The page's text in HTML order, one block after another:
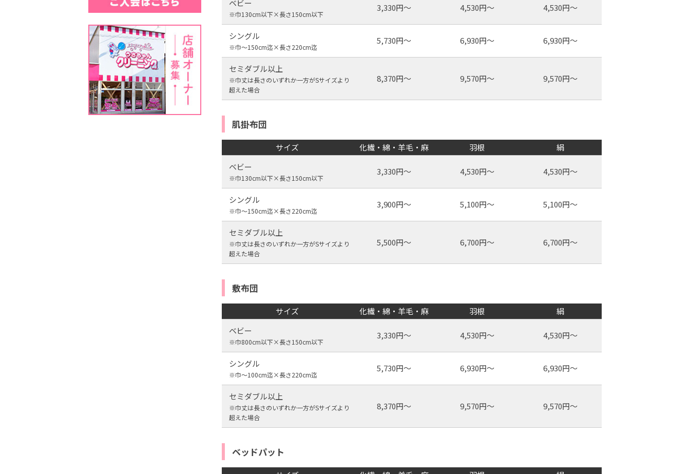
ベビー
※巾130cm以下×長さ150cm以下
3,330円～ 4,530円～ 4,530円～
シングル
※巾～150cm迄×長さ220cm迄
5,730円～ 6,930円～ 6,930円～
セミダブル以上
※巾丈は長さのいずれか一方がSサイズより
超えた場合
8,370円～ 9,570円～ 9,570円～
肌掛布団
サイズ 化繊・綿・羊毛・麻 羽根
絹
ベビー
※巾130cm以下×長さ150cm以下
3,330円～ 4,530円～ 4,530円～
シングル
※巾～150cm迄×長さ220cm迄
3,900円～ 5,100円～ 5,100円～
セミダブル以上
※巾丈は長さのいずれか一方がSサイズより
超えた場合
5,500円～ 6,700円～ 6,700円～
敷布団
サイズ 化繊・綿・羊毛・麻 羽根
絹
ベビー
※巾800cm以下×⻑さ150cm以下
3,330円～ 4,530円～ 4,530円～
シングル
※巾〜100cm迄×⻑さ220cm迄
5,730円～ 6,930円～ 6,930円～
セミダブル以上
※巾丈は長さのいずれか一方がSサイズより
超えた場合
8,370円～ 9,570円～ 9,570円～
ベッドパット